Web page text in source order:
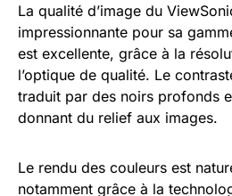
La qualité d’image du
impressionnante pour sa
est excellente, grâce à la
l’optique de qualité. Le
traduit par des noirs profonds
donnant du relief aux images.
Le rendu des couleurs est
notamment grâce à la